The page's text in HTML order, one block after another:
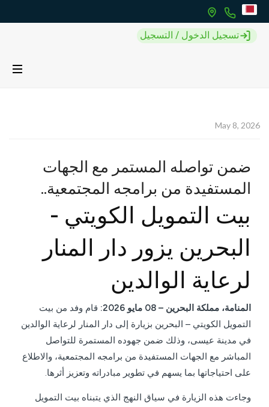
تسجيل الدخول / التسجيل
May 8, 2026
ضمن تواصله المستمر مع الجهات
المستفيدة من برامجه المجتمعية..
بيت التمويل الكويتي -
البحرين يزور دار المنار
لرعاية الوالدين
المنامة، مملكة البحرين – 08 مايو 2026:
قام وفد من بيت
التمويل الكويتي – البحرين بزيارة إلى دار المنار لرعاية الوالدين
في مدينة عيسى، وذلك ضمن جهوده المستمرة للتواصل
المباشر مع الجهات المستفيدة من برامجه المجتمعية، والاطلاع
على احتياجاتها بما يسهم في تطوير مبادراته وتعزيز أثرها.
وجاءت هذه الزيارة في سياق النهج الذي يتبناه بيت التمويل